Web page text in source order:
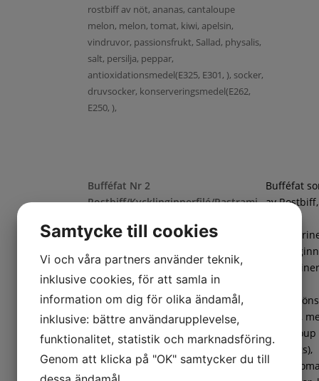
rostbiff av nöt, ananas, cantaloupe
melon, melon, tomat, kiwi, apelsin,
vindruvor, passionsfrukt, Sallad, physalis,
salt, persilja, peppar,
antioxidationsmedel(E325, E301, ), socker,
druvsocker, konserveringsmedel(E262,
E250, ),
Bufféfat Nr 2
Rostbiff/Kycklinginnerfilé/Pastrami
Penne örtmarinerad(Pasta (DURUMVETE,
vatten), marinad (vatten, rapsolja, salt,
Bufféfat
av
frukt/
ananas,
honungs),
Samtycke till cookies
Vi och våra partners använder teknik,
inklusive cookies, för att samla in
information om dig för olika ändamål,
inklusive: bättre användarupplevelse,
funktionalitet, statistik och marknadsföring.
Genom att klicka på "OK" samtycker du till